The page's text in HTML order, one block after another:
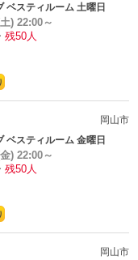
ベスティルーム 土曜日
) 22:00～
残50人
岡山市
ベスティルーム 金曜日
) 22:00～
残50人
岡山市